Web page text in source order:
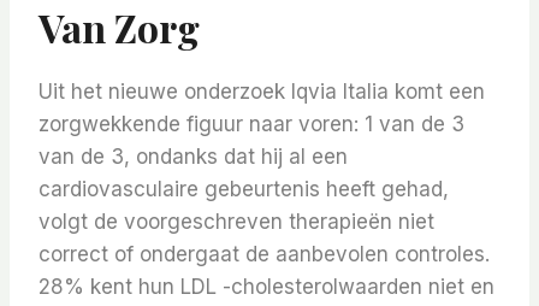
Van Zorg
Uit het nieuwe onderzoek Iqvia Italia komt een
zorgwekkende figuur naar voren: 1 van de 3
van de 3, ondanks dat hij al een
cardiovasculaire gebeurtenis heeft gehad,
volgt de voorgeschreven therapieën niet
correct of ondergaat de aanbevolen controles.
28% kent hun LDL -cholesterolwaarden niet en